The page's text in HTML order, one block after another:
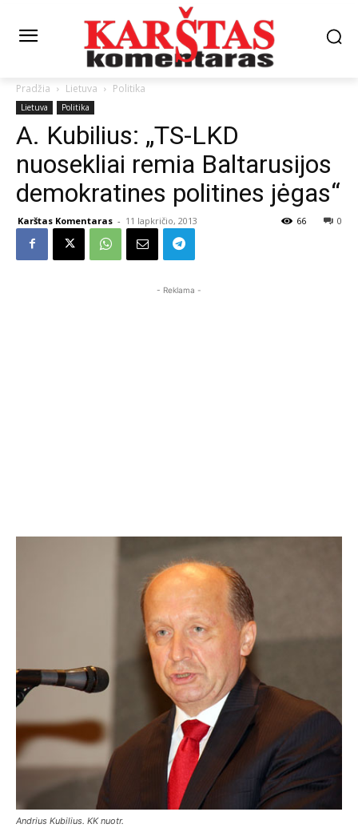
Pradžia Lietuva Politika
Lietuva Politika
A. Kubilius: „TS-LKD
nuosekliai remia Baltarusijos
demokratines politines jėgas“
Karštas Komentaras - 11 lapkričio, 2013 0
66
- Reklama -
Andrius Kubilius. KK nuotr.